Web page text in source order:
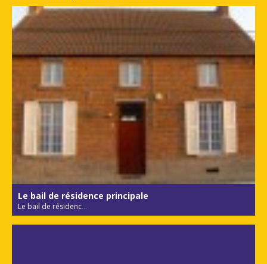
Le bail de résidence principale
Le bail de résidenc...